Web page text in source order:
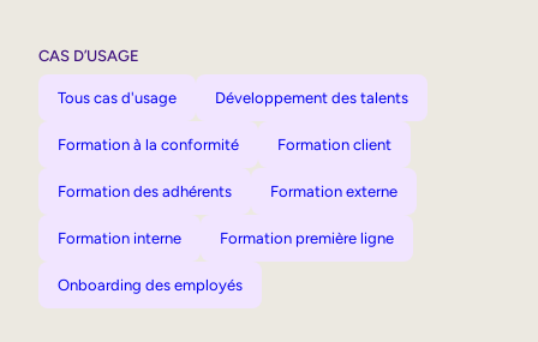
CAS D’USAGE
Tous cas d'usage Développement des talents
Formation à la conformité Formation client
Formation des adhérents Formation externe
Formation interne Formation première ligne
Onboarding des employés